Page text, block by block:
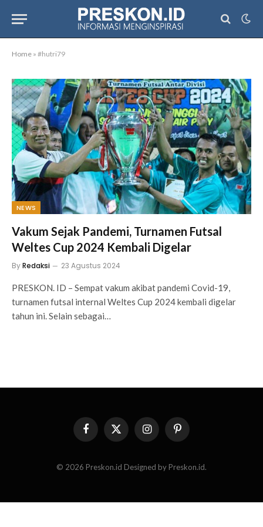
Home » #hutri79
NEWS
Vakum Sejak Pandemi, Turnamen Futsal
Weltes Cup 2024 Kembali Digelar
ByRedaksi 23 Agustus 2024
PRESKON. ID – Sempat vakum akibat pandemi Covid-19,
turnamen futsal internal Weltes Cup 2024 kembali digelar
tahun ini. Selain sebagai…
FacebookX
(Twitter)
InstagramPinterest
© 2026 Preskon.id Designed by Preskon.id.